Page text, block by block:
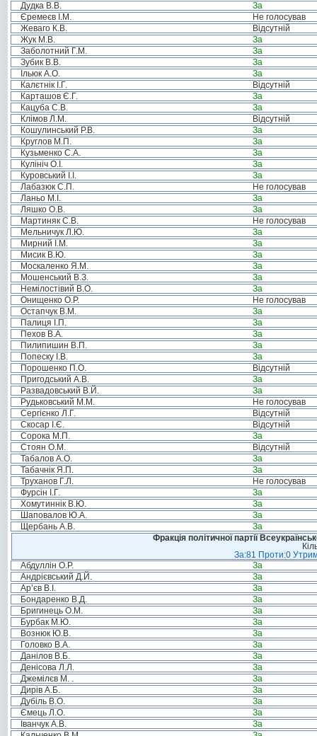
Дудка В.В.
За
Єремеєв І.М.
Не голосував
Жеваго К.В.
Відсутній
Жук М.В.
За
Заболотний Г.М.
За
Зубик В.В.
За
Ільюк А.О.
За
Калєтнік І.Г.
Відсутній
Карташов Є.Г.
За
Кацуба С.В.
За
Клімов Л.М.
Відсутній
Кошулинський Р.В.
За
Круглов М.П.
За
Кузьменко С.А.
За
Кулініч О.І.
За
Куровський І.І.
За
Лабазюк С.П.
Не голосував
Ланьо М.І.
За
Ляшко О.В.
За
Мартиняк С.В.
Не голосував
Мельничук Л.Ю.
За
Мирний І.М.
За
Мисик В.Ю.
За
Москаленко Я.М.
За
Мошенський В.З.
За
Немілостівий В.О.
За
Онищенко О.Р.
Не голосував
Остапчук В.М.
За
Палиця І.П.
За
Пехов В.А.
За
Пилипишин В.П.
За
Попеску І.В.
За
Порошенко П.О.
Відсутній
Пригодський А.В.
За
Развадовський В.Й.
За
Рудьковський М.М.
Не голосував
Сергієнко Л.Г.
Відсутній
Скосар І.Є.
Відсутній
Сорока М.П.
За
Стоян О.М.
Відсутній
Табалов А.О.
За
Табачнік Я.П.
За
Труханов Г.Л.
Не голосував
Фурсін І.Г.
За
Хомутиннік В.Ю.
За
Шаповалов Ю.А.
За
Щербань А.В.
За
Фракція політичної партії
За:81 Проти:0
Абдуллін О.Р.
За
Андрієвський Д.Й.
За
Ар’єв В.І.
За
Бондаренко В.Д.
За
Бригинець О.М.
За
Бурбак М.Ю.
За
Вознюк Ю.В.
За
Головко В.А.
За
Данілов В.Б.
За
Денісова Л.Л.
За
Джемілєв М. .
За
Дирів А.Б.
За
Дубіль В.О.
За
Ємець Л.О.
За
Іванчук А.В.
За